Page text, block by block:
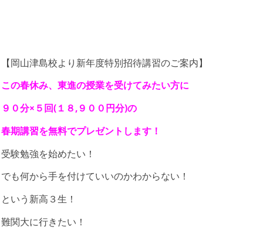
【岡山津島校より新年度特別招待講習のご案内】
この春休み、東進の授業を受けてみたい方に
９０分×５回(１８,９００円分)の
春期講習を無料でプレゼントします！
受験勉強を始めたい！
でも何から手を付けていいのかわからない！
という新高３生！
難関大に行きたい！